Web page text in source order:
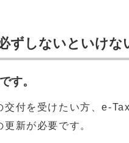
ずしないといけな
す。
付を受けたい方、e-
新が必要です。